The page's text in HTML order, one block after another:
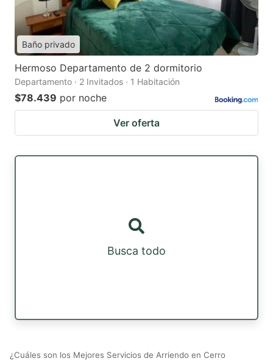
Baño privado
Hermoso Departamento de 2 dormitorio
Departamento · 2 Invitados · 1 Habitación
$78.439 por noche
Ver oferta
Busca todo
¿Cuáles son los Mejores Servicios de Arriendo en Cerro